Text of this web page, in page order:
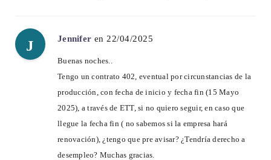
J Jennifer en 22/04/2025
Buenas noches..
Tengo un contrato 402, eventual por circunstancias de la
producción, con fecha de inicio y fecha fin (15 Mayo
2025), a través de ETT, si no quiero seguir, en caso que
llegue la fecha fin ( no sabemos si la empresa hará
renovación), ¿tengo que pre avisar? ¿Tendría derecho a
desempleo? Muchas gracias.